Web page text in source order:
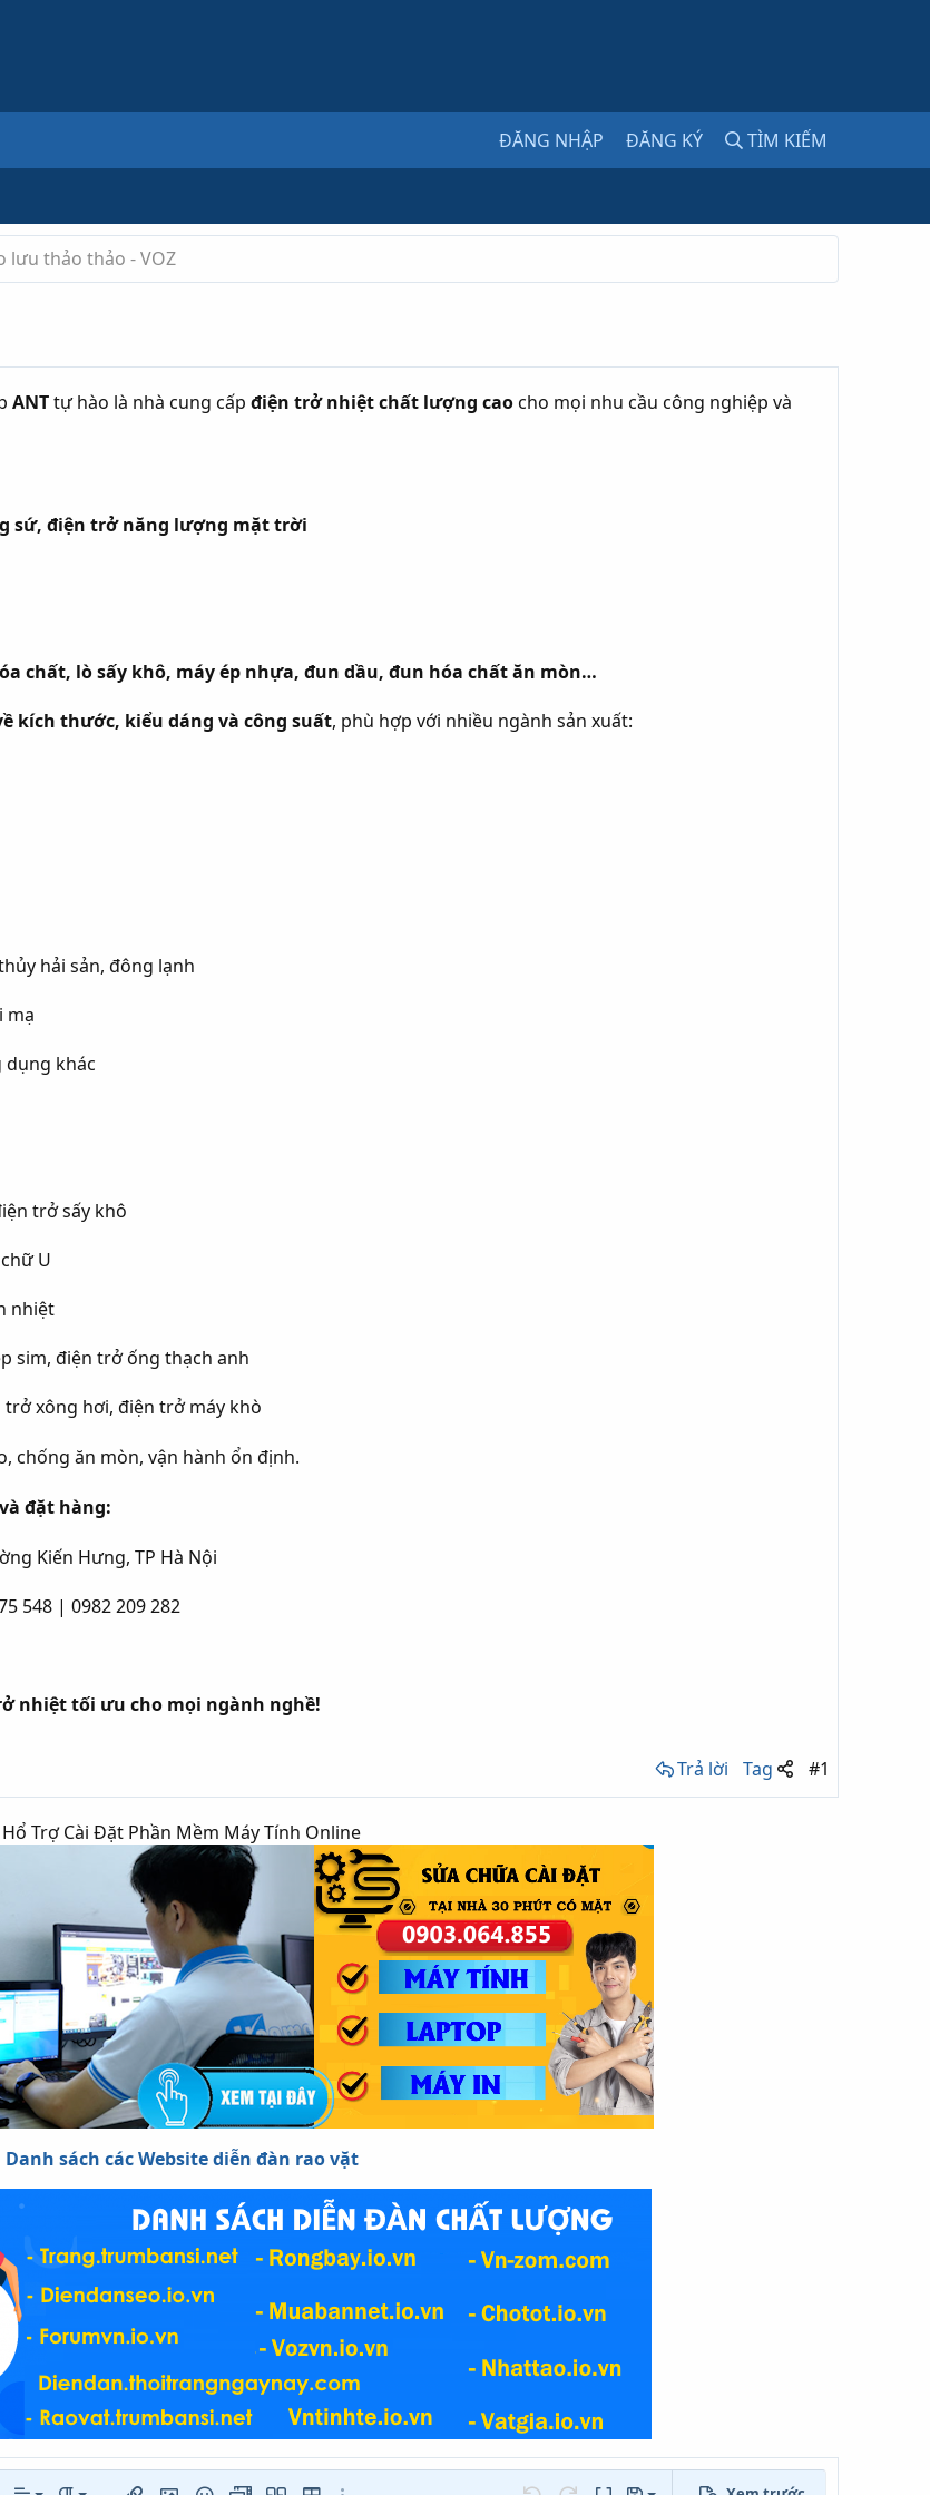
ĐĂNG NHẬP ĐĂNG KÝ TÌM KIẾM
lưu thảo thảo - VOZ
ANTtự hào là nhà cung cấp điện trở nhiệt chất lượng caocho mọi nhu cầu công nghiệp và
sứ, điện trở năng lượng mặt trời
chất, lò sấy khô, máy ép nhựa, đun dầu, đun hóa chất ăn mòn…
kích thước, kiểu dáng và công suất, phù hợp với nhiều ngành sản xuất:
hải sản, đông lạnh
mạ
dụng khác
trở sấy khô
U
nhiệt
sim, điện trở ống thạch anh
xông hơi, điện trở máy khò
chống ăn mòn, vận hành ổn định.
đặt hàng:
Kiến Hưng, TP Hà Nội
548 | 0982 209 282
nhiệt tối ưu cho mọi ngành nghề!
Trả lời
Tag #1
Hổ Trợ Cài Đặt Phần Mềm Máy Tính Online
Danh sách các Website diễn đàn rao vặt